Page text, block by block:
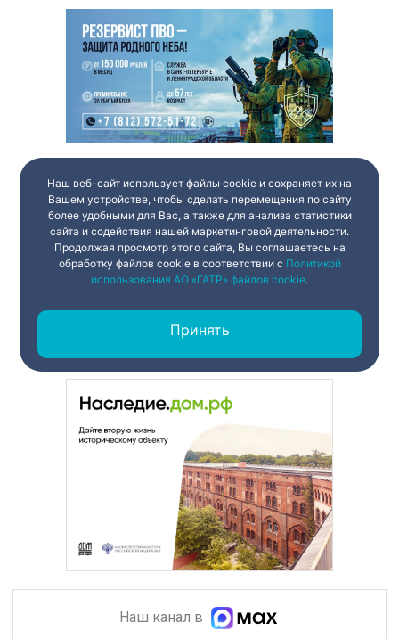
Наш канал в
Наш веб-сайт использует файлы cookie и сохраняет их на
Вашем устройстве, чтобы сделать перемещения по сайту
более удобными для Вас, а также для анализа статистики
сайта и содействия нашей маркетинговой деятельности.
Продолжая просмотр этого сайта, Вы соглашаетесь на
обработку файлов cookie в соответствии с Политикой
использования АО «ГАТР» файлов cookie.
Принять